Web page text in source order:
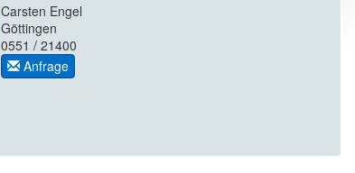
Carsten Engel
Göttingen
0551 / 21400
Anfrage